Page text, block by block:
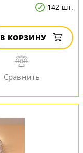
142 шт.
В КОРЗИНУ